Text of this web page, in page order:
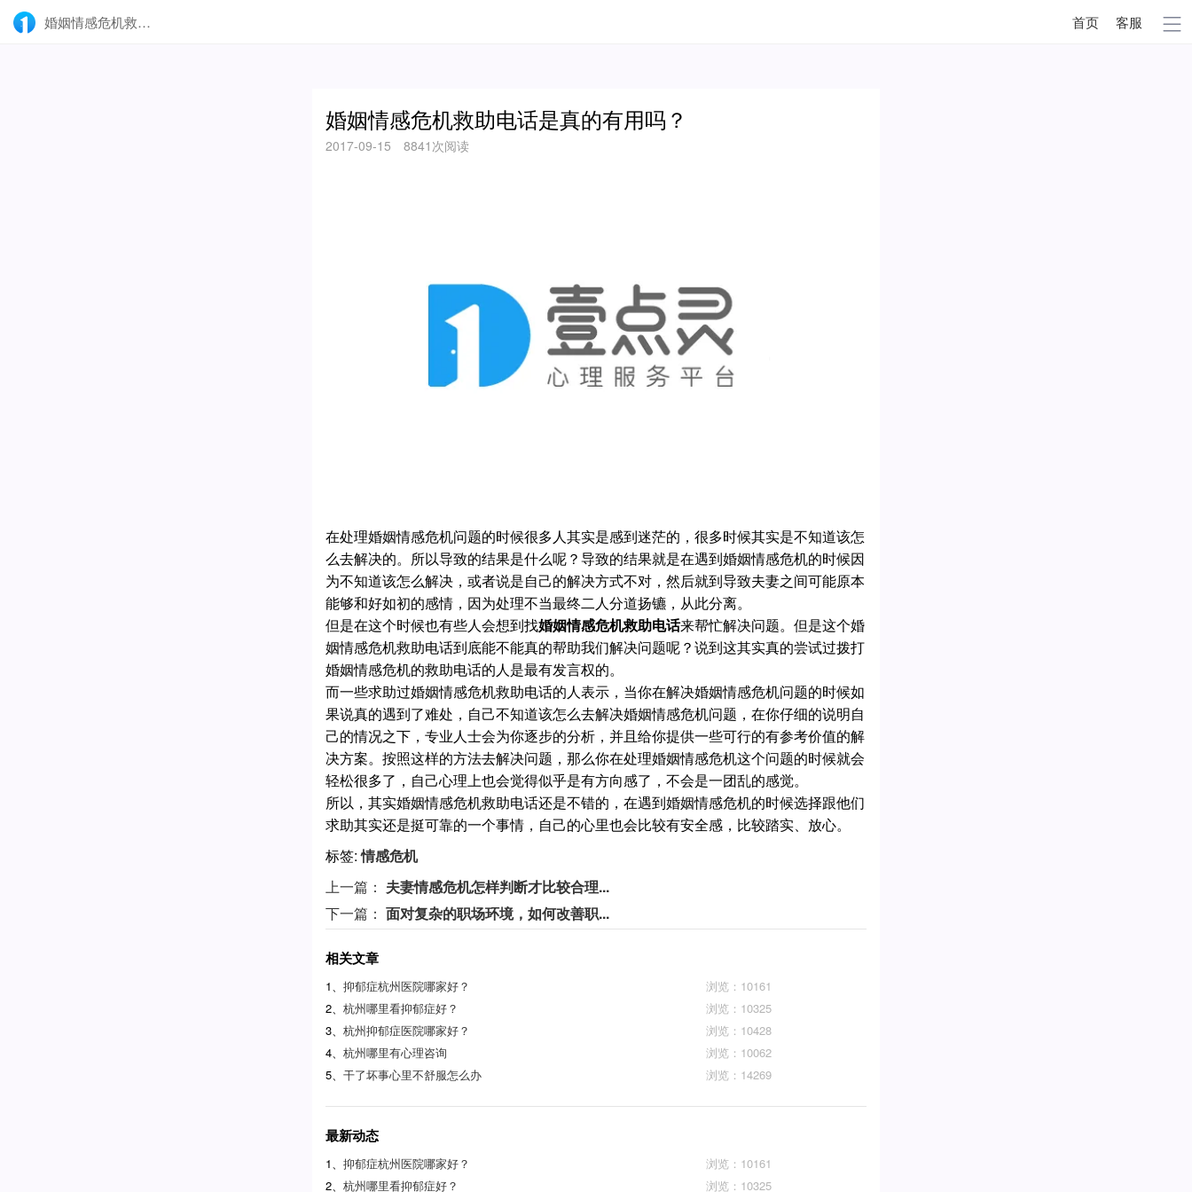
婚姻情感危机救助电话是真的有用吗？-壹点灵 首页 客服
婚姻情感危机救助电话是真的有用吗？
2017-09-15 8841次阅读
在处理婚姻情感危机问题的时候很多人其实是感到迷茫的，很多时候其实是不知道该怎
么去解决的。所以导致的结果是什么呢？导致的结果就是在遇到婚姻情感危机的时候因
为不知道该怎么解决，或者说是自己的解决方式不对，然后就到导致夫妻之间可能原本
能够和好如初的感情，因为处理不当最终二人分道扬镳，从此分离。
但是在这个时候也有些人会想到找婚姻情感危机救助电话来帮忙解决问题。但是这个婚
姻情感危机救助电话到底能不能真的帮助我们解决问题呢？说到这其实真的尝试过拨打
婚姻情感危机的救助电话的人是最有发言权的。
而一些求助过婚姻情感危机救助电话的人表示，当你在解决婚姻情感危机问题的时候如
果说真的遇到了难处，自己不知道该怎么去解决婚姻情感危机问题，在你仔细的说明自
己的情况之下，专业人士会为你逐步的分析，并且给你提供一些可行的有参考价值的解
决方案。按照这样的方法去解决问题，那么你在处理婚姻情感危机这个问题的时候就会
轻松很多了，自己心理上也会觉得似乎是有方向感了，不会是一团乱的感觉。
所以，其实婚姻情感危机救助电话还是不错的，在遇到婚姻情感危机的时候选择跟他们
求助其实还是挺可靠的一个事情，自己的心里也会比较有安全感，比较踏实、放心。
标签:情感危机
上一篇： 夫妻情感危机怎样判断才比较合理...
下一篇： 面对复杂的职场环境，如何改善职...
相关文章
1、 抑郁症杭州医院哪家好？
浏览：10161
2、 杭州哪里看抑郁症好？
浏览：10325
3、 杭州抑郁症医院哪家好？
浏览：10428
4、 杭州哪里有心理咨询
浏览：10062
5、 干了坏事心里不舒服怎么办 浏览：14269
最新动态
1、 抑郁症杭州医院哪家好？
浏览：10161
2、 杭州哪里看抑郁症好？ 浏览：10325